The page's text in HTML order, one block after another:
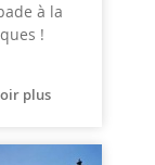
à la
!
plus